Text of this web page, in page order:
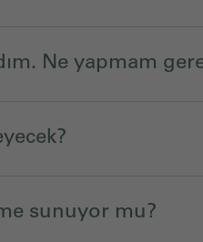
Ne yapmam
sunuyor mu?